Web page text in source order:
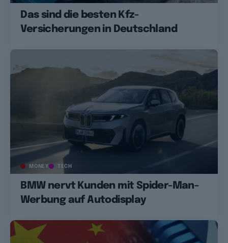
Das sind die besten Kfz-
Versicherungen in Deutschland
MONEY TECH
BMW nervt Kunden mit Spider-Man-
Werbung auf Autodisplay